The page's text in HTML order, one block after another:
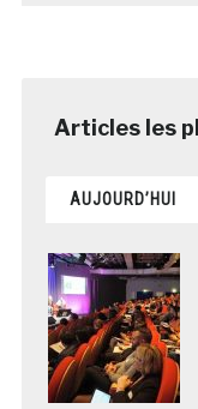
AUJOURD’HUI